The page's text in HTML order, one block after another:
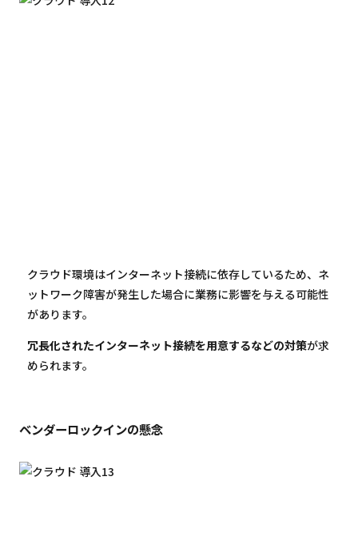
クラウド環境はインターネット接続に依存しているため、ネ
ットワーク障害が発生した場合に業務に影響を与える可能性
があります。
冗長化されたインターネット接続を用意するなどの対策が求
められます。
ベンダーロックインの懸念